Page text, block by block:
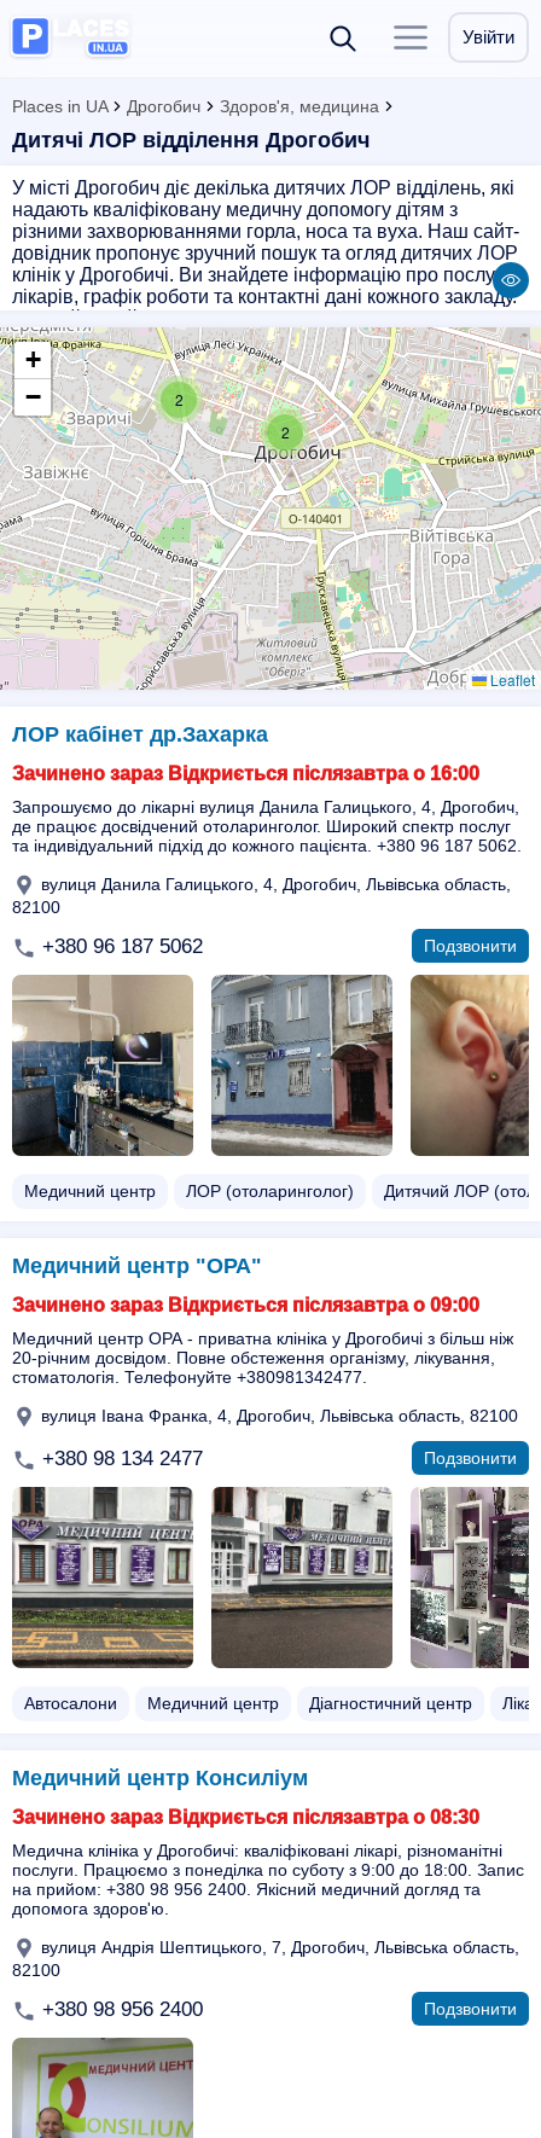
Увійти
Places in UA Дрогобич Здоров'я, медицина
Дитячі ЛОР відділення Дрогобич
У місті Дрогобич діє декілька дитячих ЛОР відділень, які
надають кваліфіковану медичну допомогу дітям з
різними захворюваннями горла, носа та вуха. Наш сайт-
довідник пропонує зручний пошук та огляд дитячих ЛОР
клінік у Дрогобичі. Ви знайдете інформацію про послуги,
лікарів, графік роботи та контактні дані кожного закладу.
забезпечте їй якісну медичну допомогу від досвідчених
фахівців. Ваше здоров'я - наш пріоритет!
2
2
+
−
Leaflet
ЛОР кабінет др.Захарка
Зачинено зараз Відкриється післязавтра о 16:00
Запрошуємо до лікарні вулиця Данила Галицького, 4, Дрогобич,
де працює досвідчений отоларинголог. Широкий спектр послуг
та індивідуальний підхід до кожного пацієнта. +380 96 187 5062.
вулиця Данила Галицького, 4, Дрогобич, Львівська область,
82100
+380 96 187 5062 Подзвонити
Медичний центр ЛОР (отоларинголог) Дитячий ЛОР
Медичний центр "ОРА"
Зачинено зараз Відкриється післязавтра о 09:00
Медичний центр ОРА - приватна клініка у Дрогобичі з більш ніж
20-річним досвідом. Повне обстеження організму, лікування,
стоматологія. Телефонуйте +380981342477.
вулиця Івана Франка, 4, Дрогобич, Львівська область, 82100
+380 98 134 2477 Подзвонити
Автосалони Медичний центр Діагностичний центр
Медичний центр Консиліум
Зачинено зараз Відкриється післязавтра о 08:30
Медична клініка у Дрогобичі: кваліфіковані лікарі, різноманітні
послуги. Працюємо з понеділка по суботу з 9:00 до 18:00. Запис
на прийом: +380 98 956 2400. Якісний медичний догляд та
допомога здоров'ю.
вулиця Андрія Шептицького, 7, Дрогобич, Львівська область,
82100
+380 98 956 2400 Подзвонити